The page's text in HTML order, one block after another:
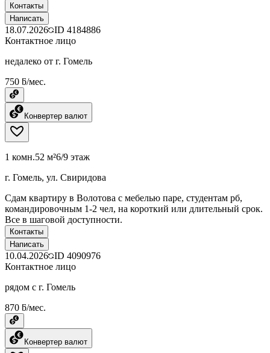
Контакты
Написать
18.07.2026 ID 4184886
Контактное лицо
недалеко от г. Гомель
750 ƃ/мес.
Конвертер валют
1 комн.52 м²6/9 этаж
г. Гомель, ул. Свиридова
Сдам квартиру в Волотова с мебелью паре, студентам рб,
командировочным 1-2 чел, на короткий или длительный срок.
Все в шаговой доступности.
Контакты
Написать
10.04.2026 ID 4090976
Контактное лицо
рядом с г. Гомель
870 ƃ/мес.
Конвертер валют